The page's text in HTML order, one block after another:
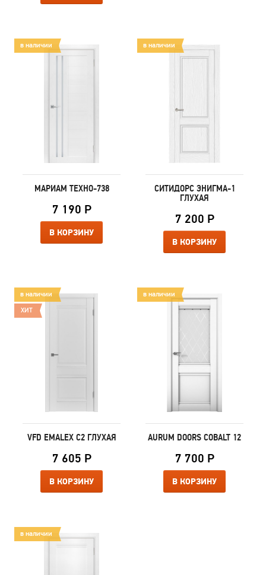
в наличии
МАРИАМ ТЕХНО-738
7 190 Р
В КОРЗИНУ
в наличии
СИТИДОРС ЭНИГМА-1
ГЛУХАЯ
7 200 Р
В КОРЗИНУ
в наличии
ХИТ
VFD EMALEX C2 ГЛУХАЯ
7 605 Р
В КОРЗИНУ
в наличии
AURUM DOORS COBALT 12
7 700 Р
В КОРЗИНУ
в наличии